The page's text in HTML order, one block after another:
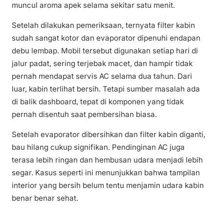
muncul aroma apek selama sekitar satu menit.
Setelah dilakukan pemeriksaan, ternyata filter kabin
sudah sangat kotor dan evaporator dipenuhi endapan
debu lembap. Mobil tersebut digunakan setiap hari di
jalur padat, sering terjebak macet, dan hampir tidak
pernah mendapat servis AC selama dua tahun. Dari
luar, kabin terlihat bersih. Tetapi sumber masalah ada
di balik dashboard, tepat di komponen yang tidak
pernah disentuh saat pembersihan biasa.
Setelah evaporator dibersihkan dan filter kabin diganti,
bau hilang cukup signifikan. Pendinginan AC juga
terasa lebih ringan dan hembusan udara menjadi lebih
segar. Kasus seperti ini menunjukkan bahwa tampilan
interior yang bersih belum tentu menjamin udara kabin
benar benar sehat.